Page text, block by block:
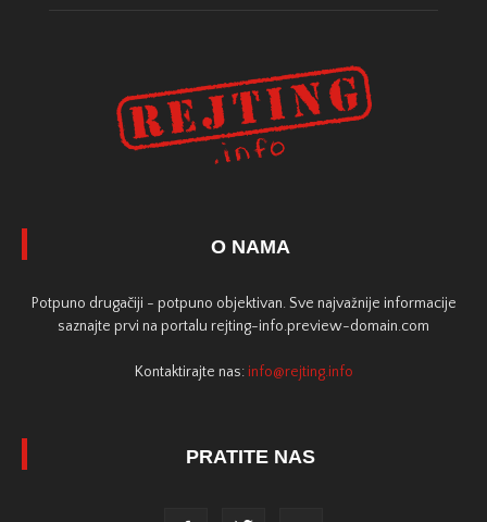
O NAMA
Potpuno drugačiji - potpuno objektivan. Sve najvažnije informacije
saznajte prvi na portalu rejting-info.preview-domain.com
Kontaktirajte nas: info@rejting.info
PRATITE NAS